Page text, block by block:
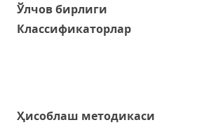
Ўлчов бирлиги
Классификаторлар
Ҳисоблаш методикаси